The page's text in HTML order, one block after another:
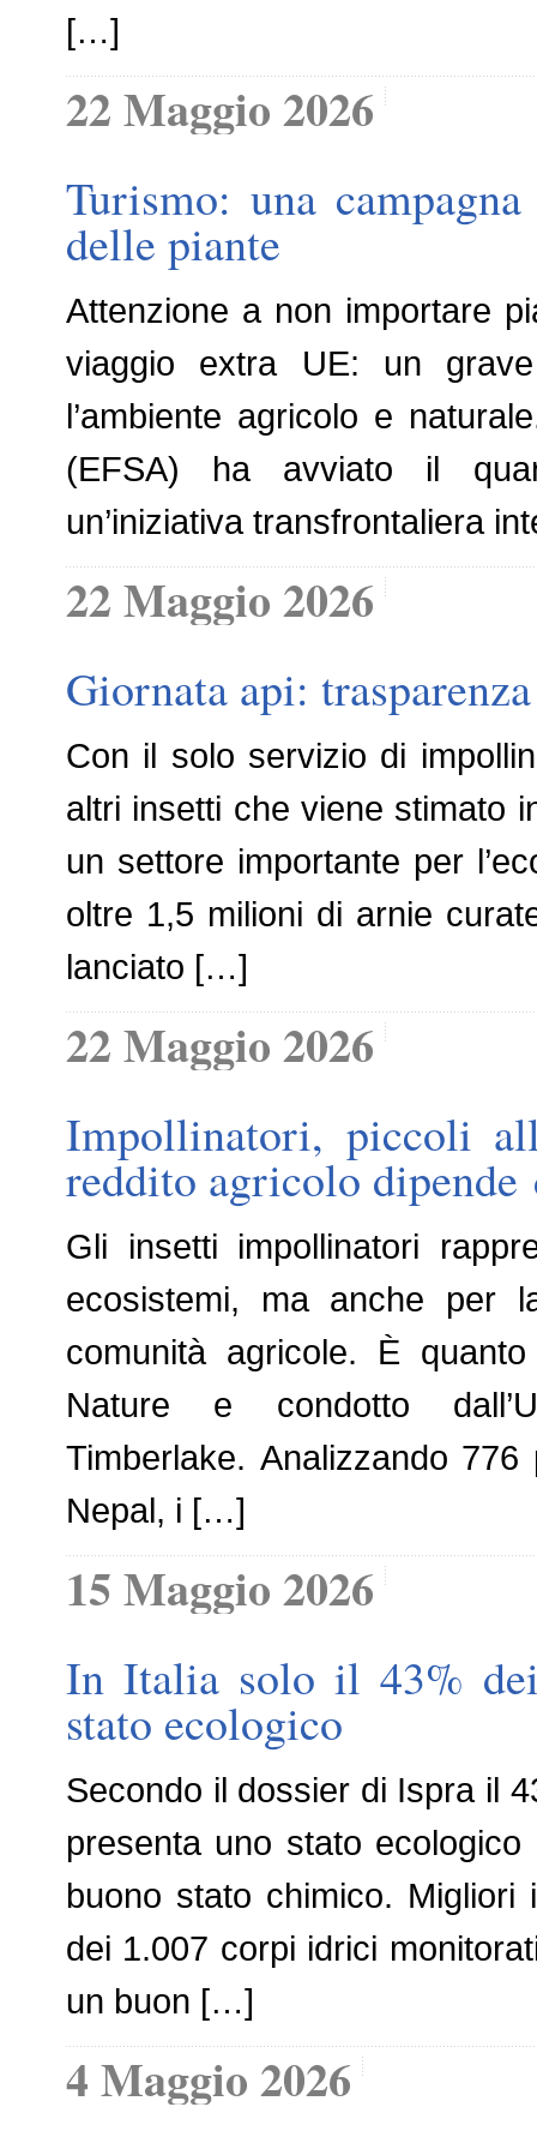
[…]
22 Maggio 2026
Turismo: una
delle piante
Attenzione a non importare
viaggio extra UE: un
l’ambiente agricolo e
(EFSA) ha avviato il
un’iniziativa transfrontaliera
22 Maggio 2026
Giornata api:
Con il solo servizio di
altri insetti che viene stimato
un settore importante per
oltre 1,5 milioni di arnie
lanciato […]
22 Maggio 2026
Impollinatori, piccoli
reddito agricolo dipende
Gli insetti impollinatori
ecosistemi, ma anche per
comunità agricole. È
Nature e condotto
Timberlake. Analizzando
Nepal, i […]
15 Maggio 2026
In Italia solo il 43%
stato ecologico
Secondo il dossier di Ispra il
presenta uno stato
buono stato chimico. Migliori
dei 1.007 corpi idrici
un buon […]
4 Maggio 2026